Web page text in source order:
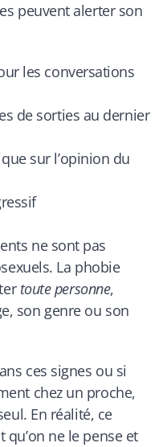
peuvent alerter son
les conversations
de sorties au dernier
sur l’opinion du
ne sont pas
La phobie
toute personne,
son genre ou son
ces signes ou si
chez un proche,
En réalité, ce
ne le pense et